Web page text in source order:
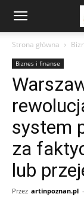
Strona główna
Biznes i finanse
system
za
lub
Przez artinpoznan.pl -